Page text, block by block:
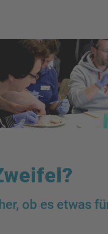
ob es etwas